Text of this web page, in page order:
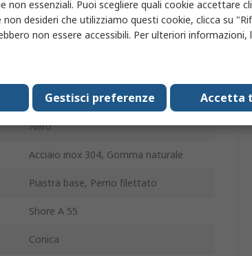
M10
35mm
38mm
Nero
Acciaio inox 304, Gomma naturale
Piastra base, Perno filettato
Shore A 55
Conica
non essenziali. Puoi scegliere quali cookie accettare
non desideri che utilizziamo questi cookie, clicca su
non essere accessibili. Per ulteriori informazioni,
Accetta
Gestisci preferenze